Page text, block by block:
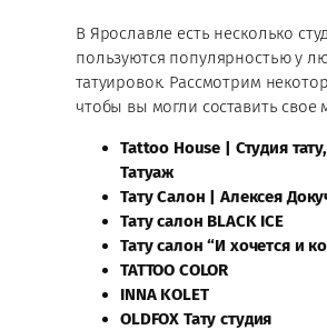
В Ярославле есть несколько
пользуются популярностью у
татуировок. Рассмотрим
чтобы вы могли составить свое
Tattoo House | Студия
Татуаж
Тату Салон | Алексея
Тату салон BLACK ICE
Тату салон “И хочется и
TATTOO COLOR
INNA KOLET
OLDFOХ Тату студия